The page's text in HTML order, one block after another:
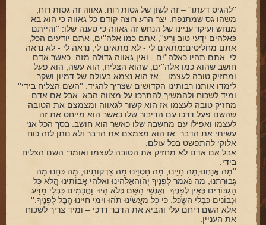
''להגיס דעתו'' – זה לשון של גסות רוח. גאווה זה גסות רוח,
משהו גס שמתנפח. יצר הרע רוצה קודם כל גאווה כי הוא בא
מנחש ועיקר עניינו של הנחש זה גאווה כי טענה שלו: ''והְיִיתֶם
כֵּאלֹהִים יֹדְעֵי טוֹב וָרָע'', אתם כמו אלה''ים, אתם יודעים הכל,
אתם מחליטים:מתאים לי - לא מתאים לי, נראה לי - לא נראה
לי. אתם תהיו כאלה''ים - ואין גאווה גדולה מזה. כאשר אדם
חושב שהוא כמו אלה''ים, שהוא הצליח, הוא עשה, הוא פעל
ומחזיק טובה לעצמו – אז הוא נצמא בעולם של דמיון ושקר.
לימדו אותנו רבותינו הקדושים שצריך להגיד: ''השם הצליח בידי''
ומיד לשכוח ולהמשיך,להתרכז על מצווה הבא. אבל אם אדם
מחזיק טובה לעצמו אז הוא קשור לגאווה ומצמצם את הטובה
שהשם פעל דרכו עם הדיבור שלו כאשר הוא מייחס את זה
לעצמו ואפילו עם מחשבה שלו כאשר הוא חושב: בסך הכל אני
עשיתי את הדבר. אז הוא מצמצם את הדבר ולא נותן לזה כוח
אלוקי להתפשט בכל עולם.
אבל אם אדם לא מחזיק את הטובה לעצמו ואומר: השם הצליח
בידי.
''מַה אֲנַחְנוּ,מַה חַיֵּינוּ, מַה חַסְדֵּנוּ מַה צִּדְקוֹתֵינוּ, מַה כֹּחֵנוּ מַה
גְּבוּרָתֵנוּ, מַה נֹּאמַר לְפָנֶיךָ יְהֹוָהאֱלֹהֵינוּ וֵאלֹהֵי אֲבוֹתֵינוּ הֲלֹא כָּל
הַגִּבּוֹרִים כְּאַיִן לְפָנֶיךָ. וְאַנְשֵׁי הַשֵּׁם כְּלֹא הָיוּ. וַחֲכָמִים כִּבְלִי מַדָּע
וּנְבוֹנִים כִּבְלִי הַשְֹכֵּל. כִּי כָל מַעֲשֵֹינוּ תֹהוּ וִימֵי חַיֵּינוּ הֶבֶל לְפָנֶיךָ:''
אלא השם ריחם עלי והביא את הדבר דרכי – ומיד צריך לשכוח
את העניין.